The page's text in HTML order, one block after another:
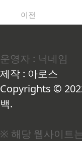
게 생각보다 쓸만한 제
황한 건 국민내일 배움
내일 배움 카드란 고용
력개발 훈련비 지원 제
수강할 때 비용의
주는 제도입니다. 재직
이전
운영자 : 닉네임
제작 : 아로스
Copyrights ©
백.
※ 해당 웹사이트